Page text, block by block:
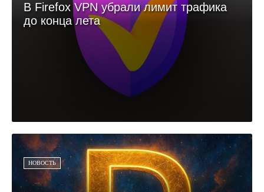
В Firefox VPN убрали лимит трафика
до конца лета
НОВОСТЬ